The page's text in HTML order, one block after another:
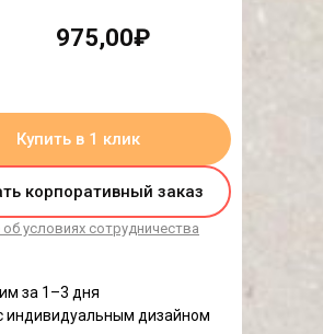
Купить в 1 клик
корпоративный заказ
условиях сотрудничества
975,00₽
за 1–3 дня
индивидуальным дизайном